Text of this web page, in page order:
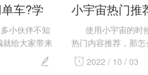
车?学
小伙伴不知
给大家带来
伴不要错过
小宇宙热门推
宇宙热门推
使用小宇宙的时
热门内容推荐，那
为大家带来了小宇
法，希望对你有所...
2022 / 10 / 03